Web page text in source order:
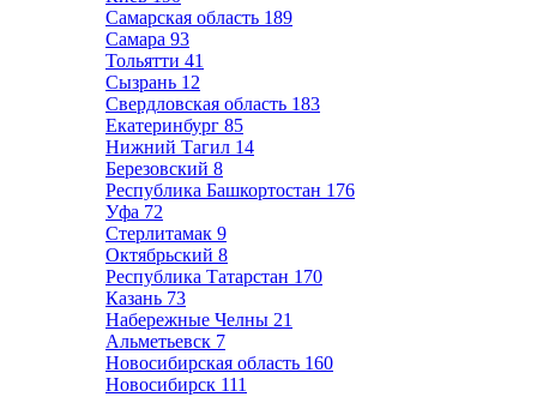
Самарская область 189
Самара 93
Тольятти 41
Сызрань 12
Свердловская область 183
Екатеринбург 85
Нижний Тагил 14
Березовский 8
Республика Башкортостан 176
Уфа 72
Стерлитамак 9
Октябрьский 8
Республика Татарстан 170
Казань 73
Набережные Челны 21
Альметьевск 7
Новосибирская область 160
Новосибирск 111